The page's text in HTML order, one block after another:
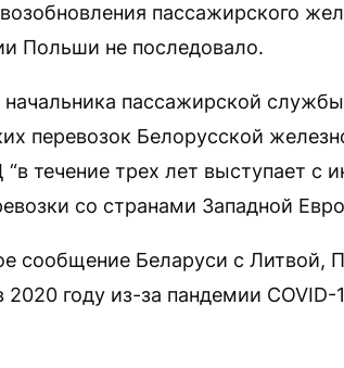
пассажирского
Польши не последовало.
пассажирской
перевозок Белорусской
течение трех лет выступает с
со странами Западной
сообщение Беларуси с Литвой,
году из-за пандемии COVID-